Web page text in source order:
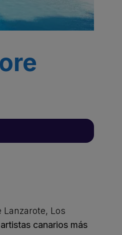
Los
canarios más